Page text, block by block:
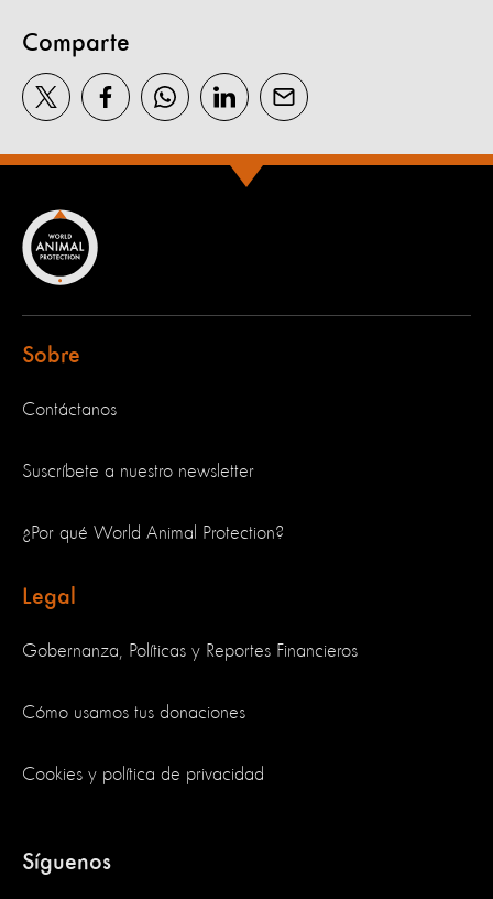
Comparte
Sobre
Contáctanos
Suscríbete a nuestro newsletter
¿Por qué World Animal Protection?
Legal
Gobernanza, Políticas y Reportes Financieros
Cómo usamos tus donaciones
Cookies y política de privacidad
Síguenos